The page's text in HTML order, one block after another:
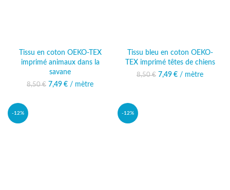
Tissu en coton OEKO-TEX
imprimé animaux dans la
savane
8,50€
Le prix initial était :
7,49 € Le prix actuel
/ mètre
Tissu bleu en coton OEKO-
TEX imprimé têtes de chiens
8,50€
Le prix initial était :
7,49 € Le prix actuel
/ mètre
-12% -12%